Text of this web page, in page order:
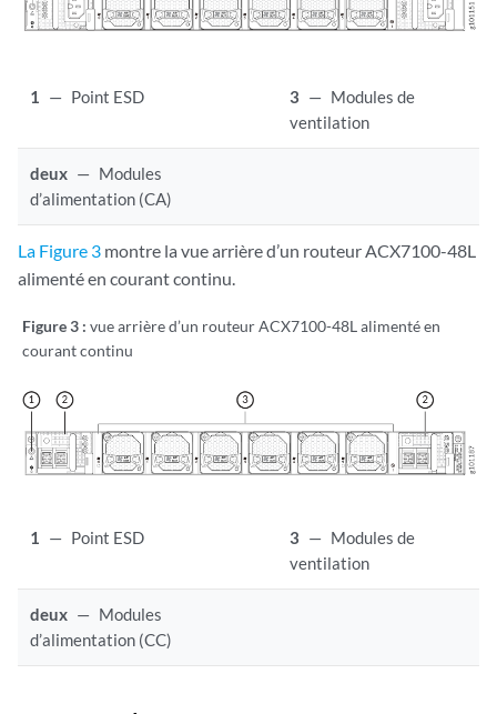
1 — Point ESD 3 — Modules de
ventilation
deux — Modules
d’alimentation (CA)
La Figure 3 montre la vue arrière d’un routeur ACX7100-48L
alimenté en courant continu.
Figure 3 : vue arrière d’un routeur ACX7100-48L alimenté en
courant continu
1 — Point ESD 3 — Modules de
ventilation
deux — Modules
d’alimentation (CC)